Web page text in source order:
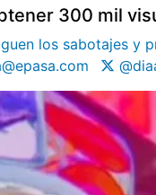
300 mil
los sabotajes y